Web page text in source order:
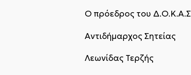
Ο πρόεδρος του Δ.Ο.Κ.Α.Σ
Αντιδήμαρχος Σητείας
Λεωνίδας Τερζής